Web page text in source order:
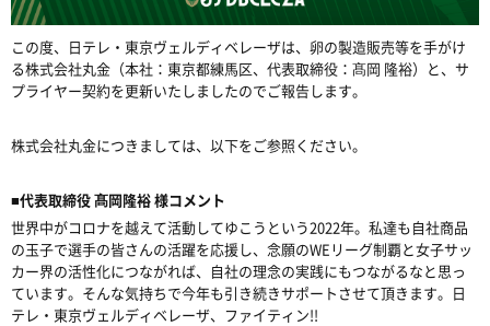
この度、日テレ・東京ヴェルディベレーザは、卵の製造販売等を手がけ
る株式会社丸金（本社：東京都練馬区、代表取締役：髙岡 隆裕）と、サ
プライヤー契約を更新いたしましたのでご報告します。
株式会社丸金につきましては、以下をご参照ください。
■代表取締役 髙岡隆裕 様コメント
世界中がコロナを越えて活動してゆこうという2022年。私達も自社商品
の玉子で選手の皆さんの活躍を応援し、念願のWEリーグ制覇と女子サッ
カー界の活性化につながれば、自社の理念の実践にもつながるなと思っ
ています。そんな気持ちで今年も引き続きサポートさせて頂きます。日
テレ・東京ヴェルディベレーザ、ファイティン!!